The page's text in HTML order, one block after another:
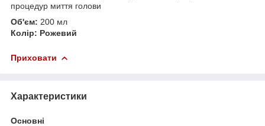
процедур миття голови
Об'єм: 200 мл
Колір: Рожевий
Приховати
Характеристики
Основні